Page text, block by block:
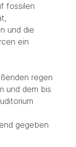
fossilen
und die
ein
regen
und dem bis
gegeben